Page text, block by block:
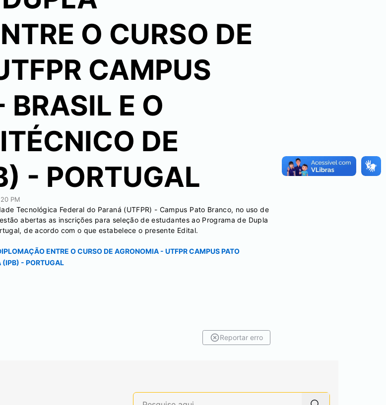
O CURSO DE
CAMPUS
BRASIL E O
DE
- PORTUGAL
PM
Tecnológica Federal do Paraná (UTFPR) - Campus Pato Branco, no uso de
abertas as inscrições para seleção de estudantes ao Programa de Dupla
de acordo com o que estabelece o presente Edital.
ENTRE O CURSO DE AGRONOMIA - UTFPR CAMPUS PATO
(IPB) - PORTUGAL
Reportar erro